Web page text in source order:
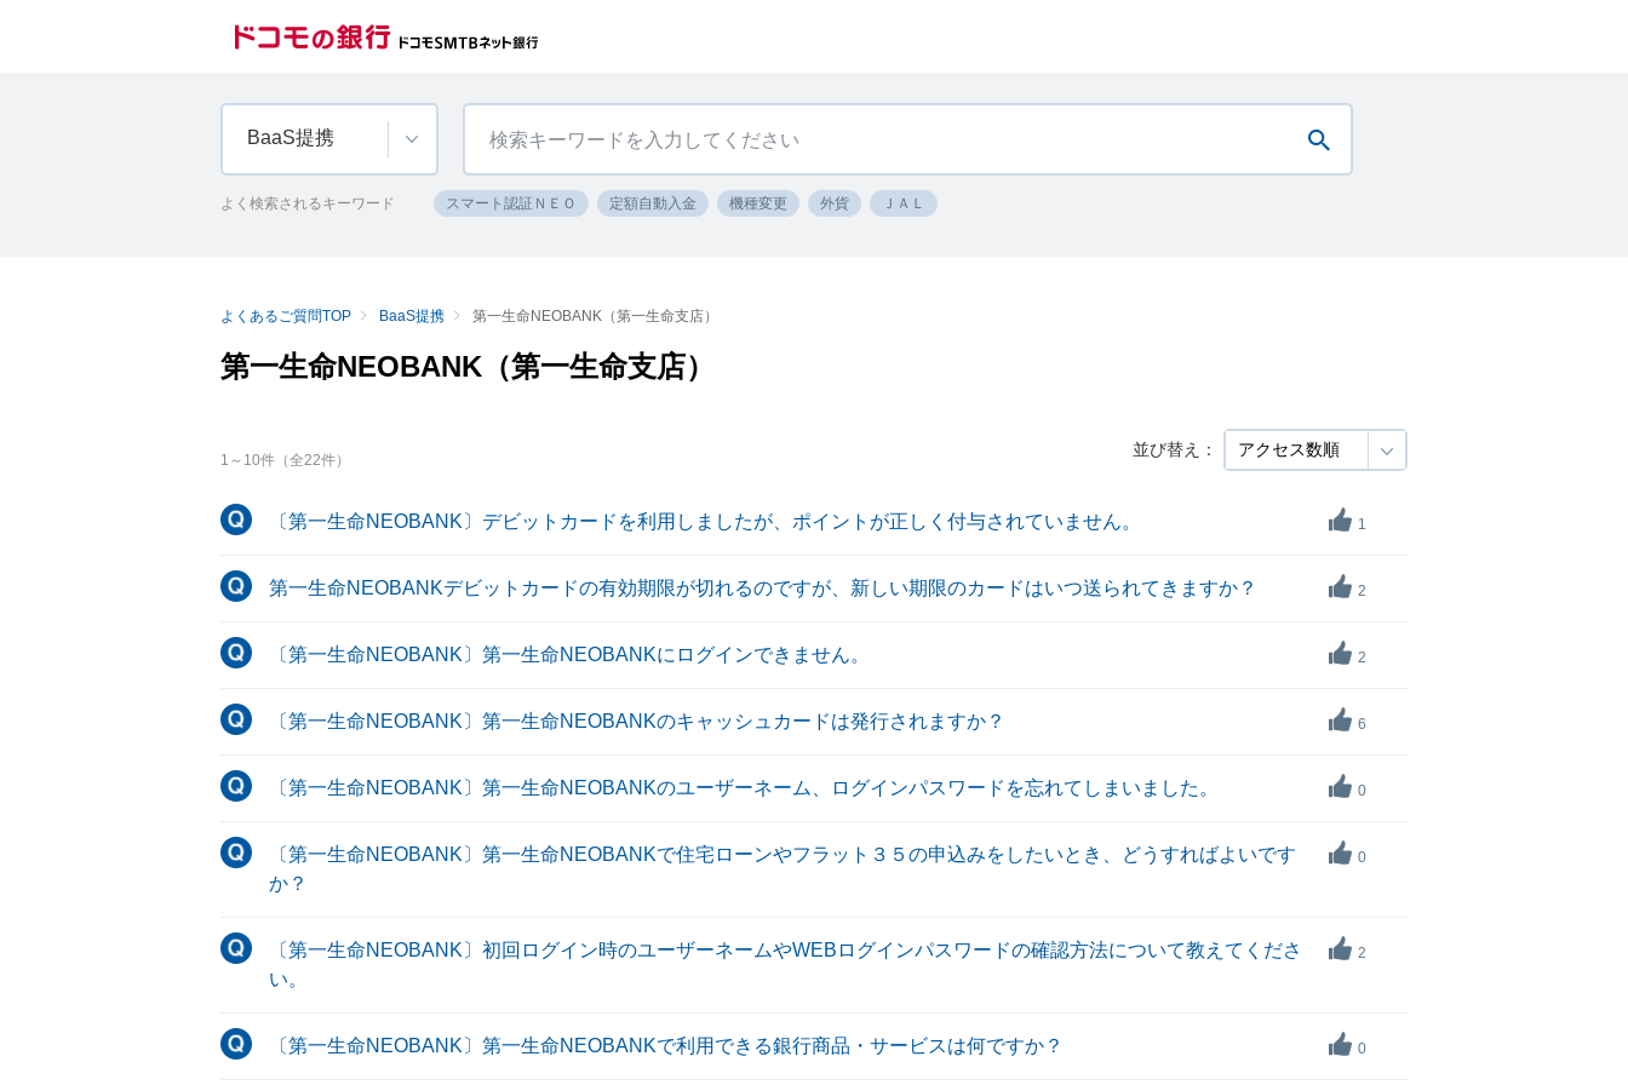
BaaS提携
よく検索されるキーワード スマート認証ＮＥＯ 定額自動入金 機種変更 外貨 ＪＡＬ
よくあるご質問TOP BaaS提携 第一生命NEOBANK（第一生命支店）
第一生命NEOBANK（第一生命支店）
並び替え：
1 ～ 10件（全22件）
〔第一生命NEOBANK〕デビットカードを利用しましたが、ポイントが正しく付与されていません。 1
第一生命NEOBANKデビットカードの有効期限が切れるのですが、新しい期限のカードはいつ送られてきますか？ 2
〔第一生命NEOBANK〕第一生命NEOBANKにログインできません。 2
〔第一生命NEOBANK〕第一生命NEOBANKのキャッシュカードは発行されますか？ 6
〔第一生命NEOBANK〕第一生命NEOBANKのユーザーネーム、ログインパスワードを忘れてしまいました。 0
〔第一生命NEOBANK〕第一生命NEOBANKで住宅ローンやフラット３５の申込みをしたいとき、どうすればよいです
か？
0
〔第一生命NEOBANK〕初回ログイン時のユーザーネームやWEBログインパスワードの確認方法について教えてくださ
い。
2
〔第一生命NEOBANK〕第一生命NEOBANKで利用できる銀行商品・サービスは何ですか？ 0